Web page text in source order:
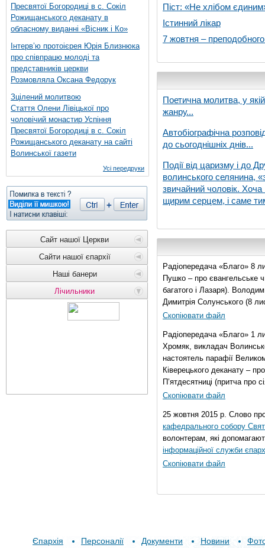
Пресвятої Богородиці в с. Сокіл
Рожищанського деканату в
обласному виданні «Вісник і Ко»
Інтерв’ю протоієрея Юрія Близнюка
про співпрацю молоді та
представників церкви
Розмовляла Оксана Федорук
Зцілений молитвою
Стаття Олени Лівіцької про
чоловічий монастир Успіння
Пресвятої Богородиці в с. Сокіл
Рожищанського деканату на сайті
Волинської газети
Усі передруки
Сайт нашої Церкви
Сайти нашої єпархії
Наші банери
Лічильники
Піст: «Не хлібом
Істинний лікар
7 жовтня –
Поетична молитва, у
жанру...
Автобіографічна
до сьогоднішніх днів...
Події від царизму і до
волинського селянина,
звичайний чоловік. Хоча
щирим серцем, і саме
Радіопередача «Благо» 8
Пушко – про євангельське
багатого і Лазаря).
Димитрія Солунського (8
Скопіювати файл
Радіопередача «Благо» 1
Хромяк, викладач
настоятель парафії
Ківерецького деканату –
П’ятдесятниці (притча про
Скопіювати файл
25 жовтня 2015 р. Слово
кафедрального собору
волонтерам, які
інформаційної служби
Скопіювати файл
Єпархія Персоналії Документи Новини